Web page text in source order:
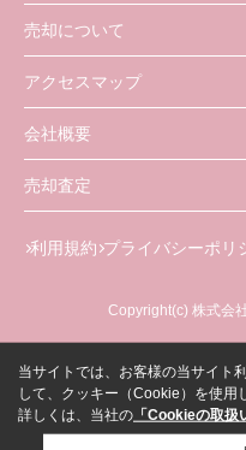
売却について
アクセスマップ
会社概要
売却査定
利用規約 プライバシーポリ
Copyright(c) 株式会
当サイトでは、お客様の当サイト
して、クッキー（Cookie）を使用
詳しくは、当社の 「Cookieの取扱